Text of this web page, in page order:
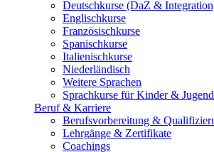
Deutschkurse (DaZ &
Englischkurse
Französischkurse
Spanischkurse
Italienischkurse
Niederländisch
Weitere Sprachen
Sprachkurse für Kinder &
Beruf & Karriere
Berufsvorbereitung &
Lehrgänge & Zertifikate
Coachings